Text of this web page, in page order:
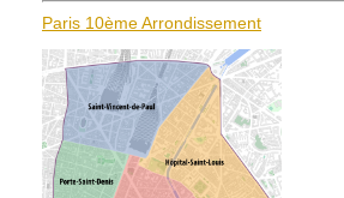
Paris 10ème Arrondissement